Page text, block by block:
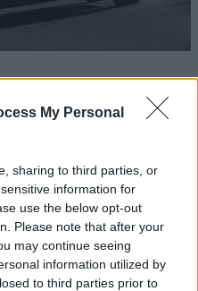
My Personal
sharing to third parties, or
information for
use the below opt-out
Please note that after your
may continue seeing
information utilized by
to third parties prior to